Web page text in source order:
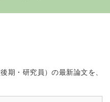
期・研究員）の最新論文を、